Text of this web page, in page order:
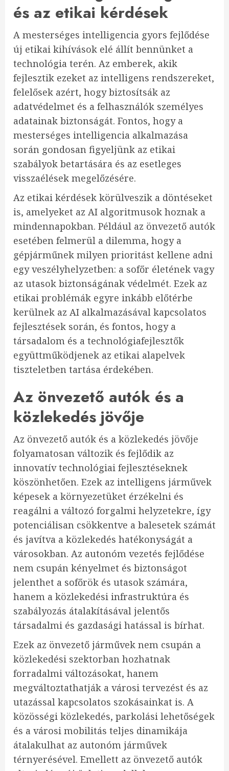
és az etikai kérdések
A mesterséges intelligencia gyors fejlődése
új etikai kihívások elé állít bennünket a
technológia terén. Az emberek, akik
fejlesztik ezeket az intelligens rendszereket,
felelősek azért, hogy biztosítsák az
adatvédelmet és a felhasználók személyes
adatainak biztonságát. Fontos, hogy a
mesterséges intelligencia alkalmazása
során gondosan figyeljünk az etikai
szabályok betartására és az esetleges
visszaélések megelőzésére.
Az etikai kérdések körülveszik a döntéseket
is, amelyeket az AI algoritmusok hoznak a
mindennapokban. Például az önvezető autók
esetében felmerül a dilemma, hogy a
gépjárműnek milyen prioritást kellene adni
egy veszélyhelyzetben: a sofőr életének vagy
az utasok biztonságának védelmét. Ezek az
etikai problémák egyre inkább előtérbe
kerülnek az AI alkalmazásával kapcsolatos
fejlesztések során, és fontos, hogy a
társadalom és a technológiafejlesztők
együttműködjenek az etikai alapelvek
tiszteletben tartása érdekében.
Az önvezető autók és a
közlekedés jövője
Az önvezető autók és a közlekedés jövője
folyamatosan változik és fejlődik az
innovatív technológiai fejlesztéseknek
köszönhetően. Ezek az intelligens járművek
képesek a környezetüket érzékelni és
reagálni a változó forgalmi helyzetekre, így
potenciálisan csökkentve a balesetek számát
és javítva a közlekedés hatékonyságát a
városokban. Az autonóm vezetés fejlődése
nem csupán kényelmet és biztonságot
jelenthet a sofőrök és utasok számára,
hanem a közlekedési infrastruktúra és
szabályozás átalakításával jelentős
társadalmi és gazdasági hatással is bírhat.
Ezek az önvezető járművek nem csupán a
közlekedési szektorban hozhatnak
forradalmi változásokat, hanem
megváltoztathatják a városi tervezést és az
utazással kapcsolatos szokásainkat is. A
közösségi közlekedés, parkolási lehetőségek
és a városi mobilitás teljes dinamikája
átalakulhat az autonóm járművek
térnyerésével. Emellett az önvezető autók